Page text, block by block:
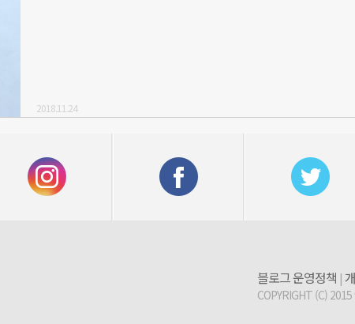
2018.11.24
블로그 운영정책 |
COPYRIGHT (C)